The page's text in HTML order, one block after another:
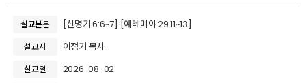
설교본문 [신명기 6:6~7] [예레미야 29:11~13]
설교자 이정기 목사
설교일
2026-08-02